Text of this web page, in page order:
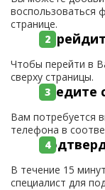
воспользоваться
странице.
Чтобы перейти в
сверху страницы.
Введите
Вам потребуется
телефона в
В течение 15
специалист для